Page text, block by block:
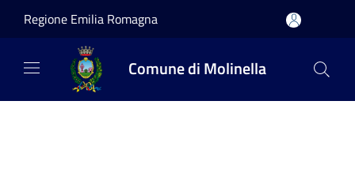
Regione Emilia Romagna
Comune di Molinella